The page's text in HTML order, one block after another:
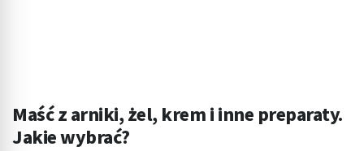
Maść z arniki, żel, krem i inne preparaty.
Jakie wybrać?